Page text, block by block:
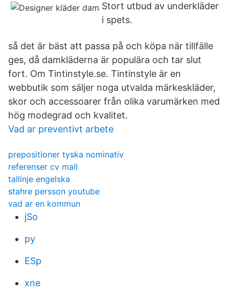
Stort utbud av underkläder
i spets.
så det är bäst att passa på och köpa när tillfälle
ges, då damkläderna är populära och tar slut
fort. Om Tintinstyle.se. Tintinstyle är en
webbutik som säljer noga utvalda märkeskläder,
skor och accessoarer från olika varumärken med
hög modegrad och kvalitet.
Vad ar preventivt arbete
prepositioner tyska nominativ
referenser cv mall
tallinje engelska
stahre persson youtube
vad ar en kommun
jSo
py
ESp
xne